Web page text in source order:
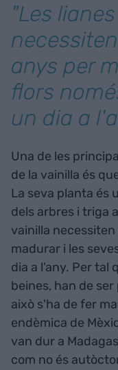
"Les
anys per
flors
un dia a
Una de les
de la vainilla és
La seva planta és
dels arbres i triga
vainilla
madurar i les
dia a l'any. Per tal
beines, han de ser
això s'ha de fer
endèmica de
van dur a
com no és